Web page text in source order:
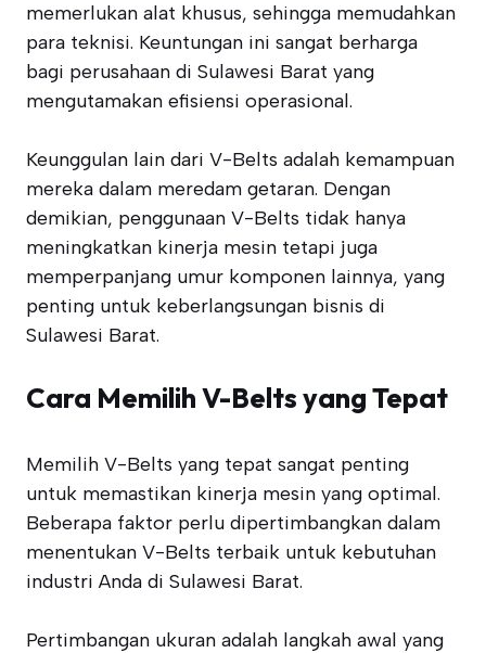
memerlukan alat khusus, sehingga memudahkan
para teknisi. Keuntungan ini sangat berharga
bagi perusahaan di Sulawesi Barat yang
mengutamakan efisiensi operasional.
Keunggulan lain dari V-Belts adalah kemampuan
mereka dalam meredam getaran. Dengan
demikian, penggunaan V-Belts tidak hanya
meningkatkan kinerja mesin tetapi juga
memperpanjang umur komponen lainnya, yang
penting untuk keberlangsungan bisnis di
Sulawesi Barat.
Cara Memilih V-Belts yang Tepat
Memilih V-Belts yang tepat sangat penting
untuk memastikan kinerja mesin yang optimal.
Beberapa faktor perlu dipertimbangkan dalam
menentukan V-Belts terbaik untuk kebutuhan
industri Anda di Sulawesi Barat.
Pertimbangan ukuran adalah langkah awal yang